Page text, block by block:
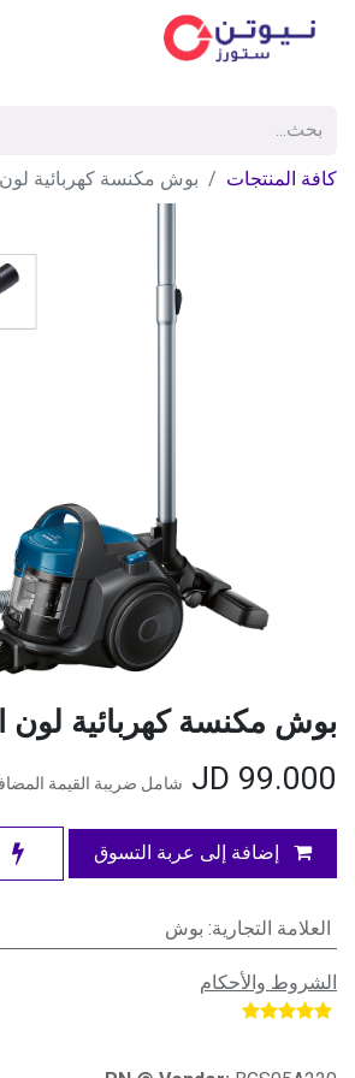
كافة المنتجات بوش مكنسة كهربائية
بوش مكنسة كهربائية لون
99.000
شامل ضريبة القيمة
إضافة إلى عربة التسوق
العلامة التجارية: بوش
الشروط والأحكام